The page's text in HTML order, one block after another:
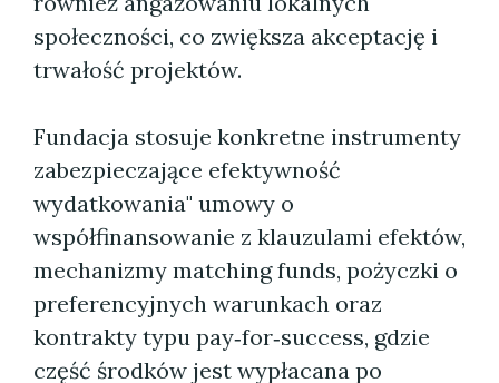
społeczności, co zwiększa akceptację i
trwałość projektów.
Fundacja stosuje konkretne instrumenty
zabezpieczające efektywność
wydatkowania" umowy o
współfinansowanie z klauzulami efektów,
mechanizmy matching funds, pożyczki o
preferencyjnych warunkach oraz
kontrakty typu pay‑for‑success, gdzie
część środków jest wypłacana po